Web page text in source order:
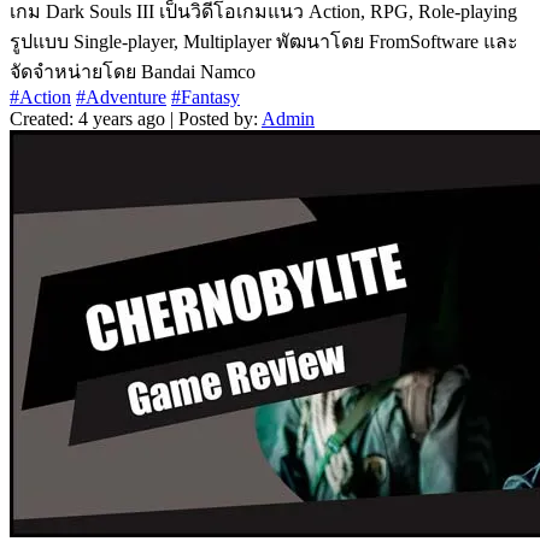
เกม Dark Souls III เป็นวิดีโอเกมแนว Action, RPG, Role-playing
รูปแบบ Single-player, Multiplayer พัฒนาโดย FromSoftware และ
จัดจำหน่ายโดย Bandai Namco
#Action #Adventure #Fantasy
Created: 4 years ago | Posted by: Admin